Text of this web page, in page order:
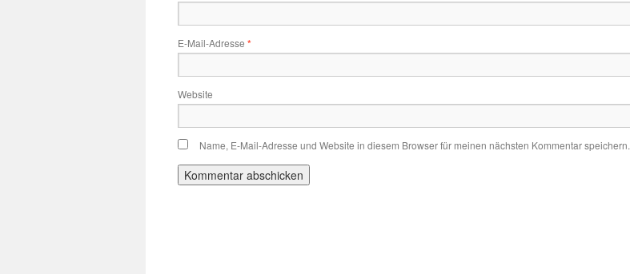
E-Mail-Adresse *
Website
Name, E-Mail-Adresse und Website in diesem Browser für meinen nächsten Kommentar speichern.